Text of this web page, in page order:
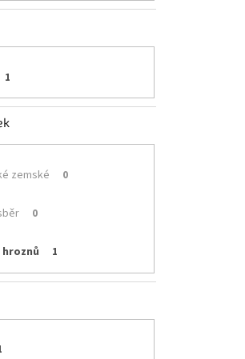
1
zemské 0
0
hroznů 1